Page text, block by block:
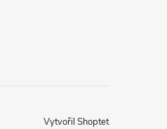
Vytvořil Shoptet